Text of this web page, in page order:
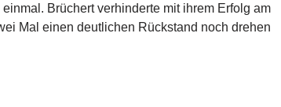
Brüchert verhinderte mit ihrem Erfolg am
Mal einen deutlichen Rückstand noch drehen